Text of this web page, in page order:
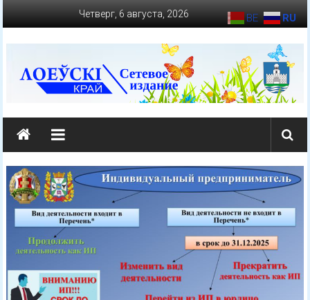
Четверг, 6 августа, 2026
loevkraj.by
Еженедельная
массово-
политическая
газета
BE RU